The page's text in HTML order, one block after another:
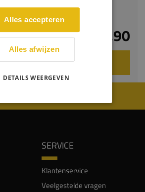
€ 9,90
TOE AAN WINKELWAGEN
SERVICE
Klantenservice
Veelgestelde vragen
Alles accepteren
Alles afwijzen
DETAILS WEERGEVEN